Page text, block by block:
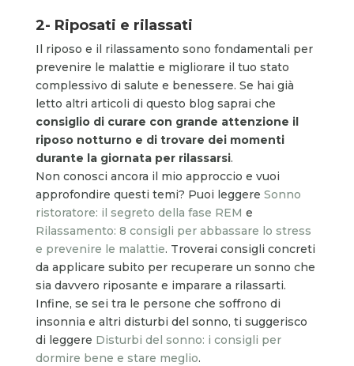
2- Riposati e rilassati
Il riposo e il rilassamento sono fondamentali per
prevenire le malattie e migliorare il tuo stato
complessivo di salute e benessere. Se hai già
letto altri articoli di questo blog saprai che
consiglio di curare con grande attenzione il
riposo notturno e di trovare dei momenti
durante la giornata per rilassarsi.
Non conosci ancora il mio approccio e vuoi
approfondire questi temi? Puoi leggere Sonno
ristoratore: il segreto della fase REM e
Rilassamento: 8 consigli per abbassare lo stress
e prevenire le malattie. Troverai consigli concreti
da applicare subito per recuperare un sonno che
sia davvero riposante e imparare a rilassarti.
Infine, se sei tra le persone che soffrono di
insonnia e altri disturbi del sonno, ti suggerisco
di leggere Disturbi del sonno: i consigli per
dormire bene e stare meglio.